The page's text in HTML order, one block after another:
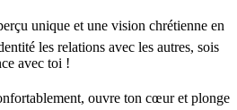
unique et une vision chrétienne en
les relations avec les autres, sois
avec toi !
ouvre ton cœur et plonge